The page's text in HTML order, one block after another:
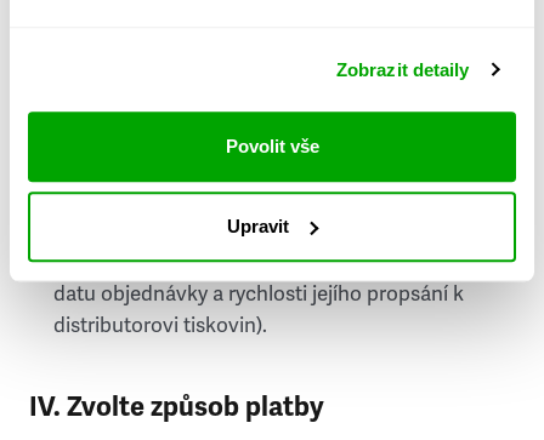
Zobrazit detaily
Povolit vše
Upravit
doručování týdeníku Respekt v tištěné verzi, na
první vydání ve vaší schránce se můžete těšit
příští, nejpozději přespříští týden (v závislosti na
datu objednávky a rychlosti jejího propsání k
distributorovi tiskovin).
IV. Zvolte způsob platby